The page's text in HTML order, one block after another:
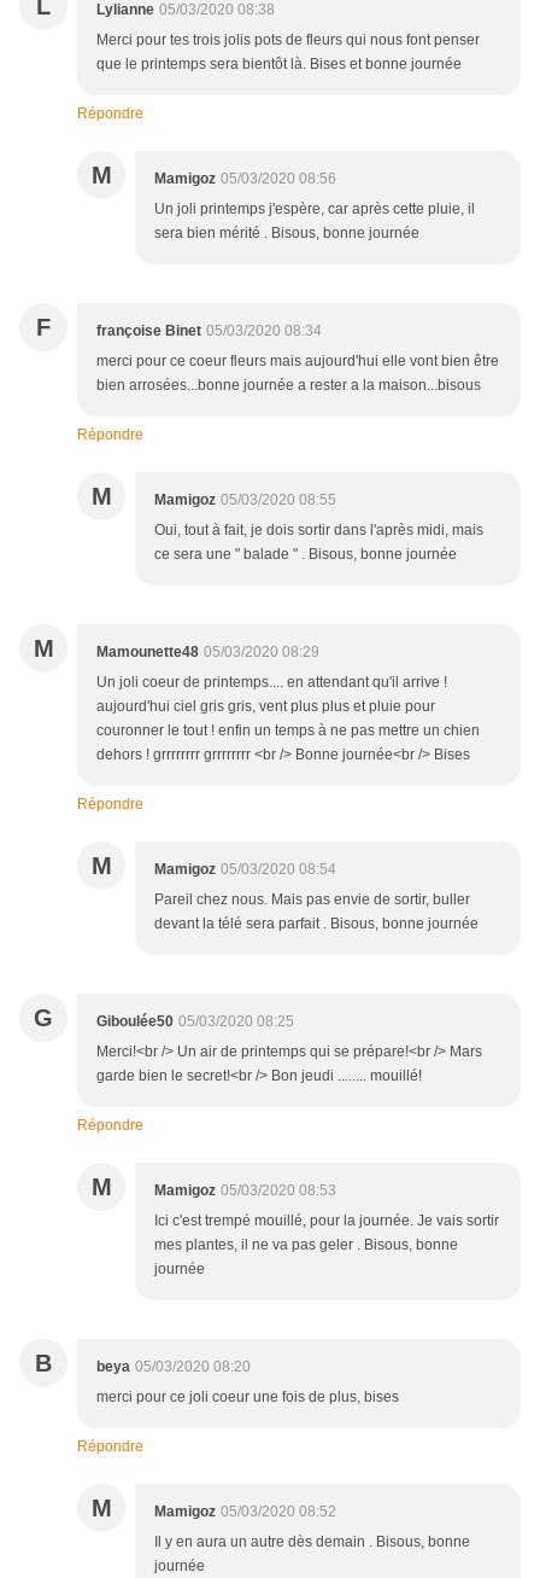
L Lylianne 05/03/2020 08:38
Merci pour tes trois jolis pots de fleurs qui nous font penser
que le printemps sera bientôt là. Bises et bonne journée
Répondre
M Mamigoz 05/03/2020 08:56
Un joli printemps j'espère, car après cette pluie, il
sera bien mérité . Bisous, bonne journée
F françoise Binet 05/03/2020 08:34
merci pour ce coeur fleurs mais aujourd'hui elle vont bien être
bien arrosées...bonne journée a rester a la maison...bisous
Répondre
M Mamigoz 05/03/2020 08:55
Oui, tout à fait, je dois sortir dans l'après midi, mais
ce sera une " balade " . Bisous, bonne journée
M Mamounette48 05/03/2020 08:29
Un joli coeur de printemps.... en attendant qu'il arrive !
aujourd'hui ciel gris gris, vent plus plus et pluie pour
couronner le tout ! enfin un temps à ne pas mettre un chien
dehors ! grrrrrrrr grrrrrrrr <br /> Bonne journée<br /> Bises
Répondre
M Mamigoz 05/03/2020 08:54
Pareil chez nous. Mais pas envie de sortir, buller
devant la télé sera parfait . Bisous, bonne journée
G Giboulée50 05/03/2020 08:25
Merci!<br /> Un air de printemps qui se prépare!<br /> Mars
garde bien le secret!<br /> Bon jeudi ........ mouillé!
Répondre
M Mamigoz 05/03/2020 08:53
Ici c'est trempé mouillé, pour la journée. Je vais sortir
mes plantes, il ne va pas geler . Bisous, bonne
journée
B beya 05/03/2020 08:20
merci pour ce joli coeur une fois de plus, bises
Répondre
M Mamigoz 05/03/2020 08:52
Il y en aura un autre dès demain . Bisous, bonne
journée